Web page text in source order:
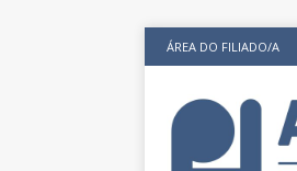
ÁREA DO FILIADO/A